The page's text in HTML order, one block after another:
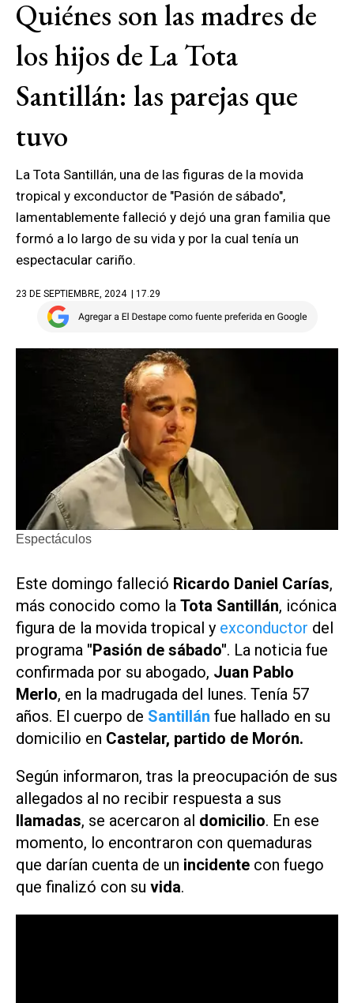
Quiénes son las madres de
los hijos de La Tota
Santillán: las parejas que
tuvo
La Tota Santillán, una de las figuras de la movida
tropical y exconductor de "Pasión de sábado",
lamentablemente falleció y dejó una gran familia que
formó a lo largo de su vida y por la cual tenía un
espectacular cariño.
23 DE SEPTIEMBRE, 2024 | 17.29
Espectáculos
Este domingo falleció Ricardo Daniel Carías,
más conocido como la Tota Santillán, icónica
figura de la movida tropical y exconductor del
programa "Pasión de sábado". La noticia fue
confirmada por su abogado, Juan Pablo
Merlo, en la madrugada del lunes. Tenía 57
años. El cuerpo de Santillán fue hallado en su
domicilio en Castelar, partido de Morón.
Según informaron, tras la preocupación de sus
allegados al no recibir respuesta a sus
llamadas, se acercaron al domicilio. En ese
momento, lo encontraron con quemaduras
que darían cuenta de un incidente con fuego
que finalizó con su vida.